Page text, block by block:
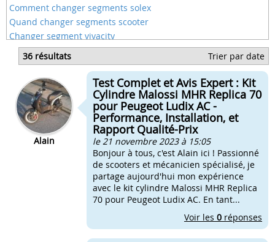
Comment changer segments solex
Quand changer segments scooter
Changer segment vivacity
Probleme carbu apres changement cylindre
Probleme nitro apres changement vilebrequin
Quel reglages apres changer de pot
Démarrer scooter apres changement pot
36 résultats Trier par date
Alain
Test Complet et Avis Expert : Kit
Cylindre Malossi MHR Replica 70
pour Peugeot Ludix AC -
Performance, Installation, et
Rapport Qualité-Prix
le 21 novembre 2023 à 15:05
Bonjour à tous, c'est Alain ici ! Passionné
de scooters et mécanicien spécialisé, je
partage aujourd'hui mon expérience
avec le kit cylindre Malossi MHR Replica
70 pour Peugeot Ludix AC. En tant...
Voir les 0 réponses